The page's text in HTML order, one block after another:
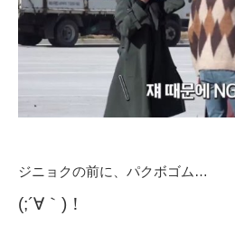
ジニョクの前に、パクボゴム…
(;´∀｀)！